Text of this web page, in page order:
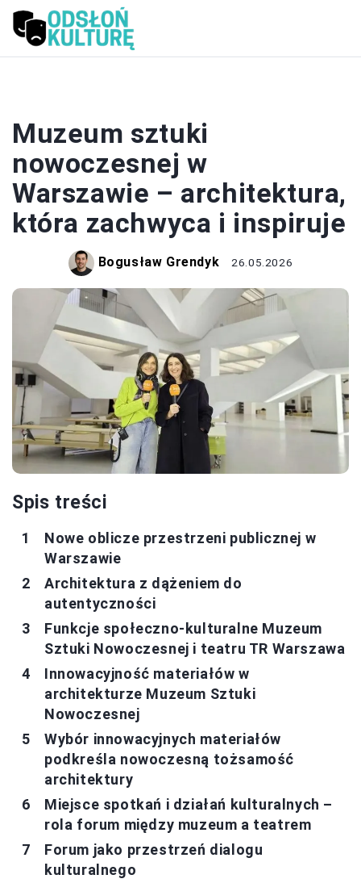
Muzeum sztuki
nowoczesnej w
Warszawie – architektura,
która zachwyca i inspiruje
Bogusław Grendyk 26.05.2026
Spis treści
Nowe oblicze przestrzeni publicznej w
Warszawie
Architektura z dążeniem do
autentyczności
Funkcje społeczno-kulturalne Muzeum
Sztuki Nowoczesnej i teatru TR Warszawa
Innowacyjność materiałów w
architekturze Muzeum Sztuki
Nowoczesnej
Wybór innowacyjnych materiałów
podkreśla nowoczesną tożsamość
architektury
Miejsce spotkań i działań kulturalnych –
rola forum między muzeum a teatrem
Forum jako przestrzeń dialogu
kulturalnego